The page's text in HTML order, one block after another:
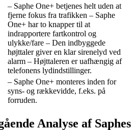
– Saphe One+ betjenes helt uden at
fjerne fokus fra trafikken – Saphe
One+ har to knapper til at
indrapportere fartkontrol og
ulykke/fare – Den indbyggede
højttaler giver en klar sirenelyd ved
alarm – Højttaleren er uafhængig af
telefonens lydindstillinger.
– Saphe One+ monteres inden for
syns- og rækkevidde, f.eks. på
forruden.
Analyse af Saphes